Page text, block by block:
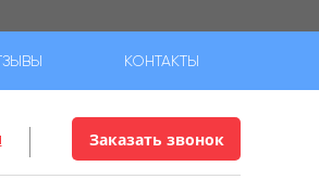
КОНТАКТЫ
Заказать звонок